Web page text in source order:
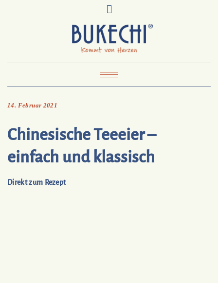
To
Bukechi
Impressum Datenschutz
Toggle Navigation
14. Februar 2021
Chinesische Teeeier –
einfach und klassisch
Direkt zum Rezept